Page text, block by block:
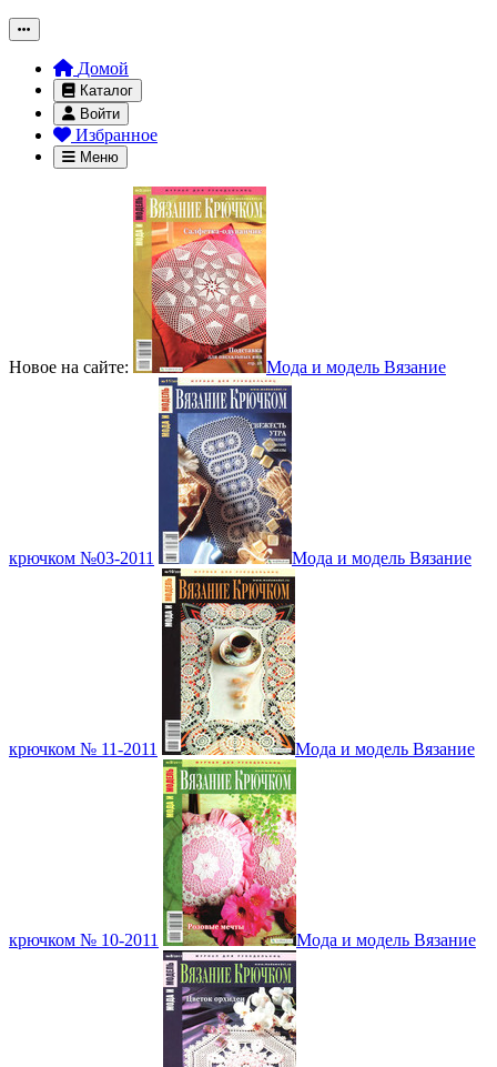
Домой
Каталог
Войти
Избранное
Меню
Новое на сайте: Мода и модель Вязание
крючком №03-2011 Мода и модель Вязание
крючком № 11-2011 Мода и модель Вязание
крючком № 10-2011 Мода и модель Вязание